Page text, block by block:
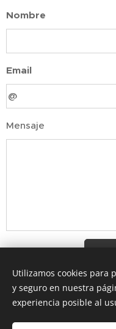
Nombre
Email
Mensaje
Av. Providencia 1650,
Utilizamos cookies para
y seguro en nuestra
experiencia posible al